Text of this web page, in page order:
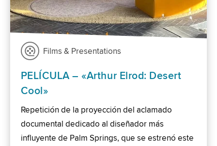
Films & Presentations
PELÍCULA – «Arthur Elrod: Desert
Cool»
Repetición de la proyección del aclamado
documental dedicado al diseñador más
influyente de Palm Springs, que se estrenó este